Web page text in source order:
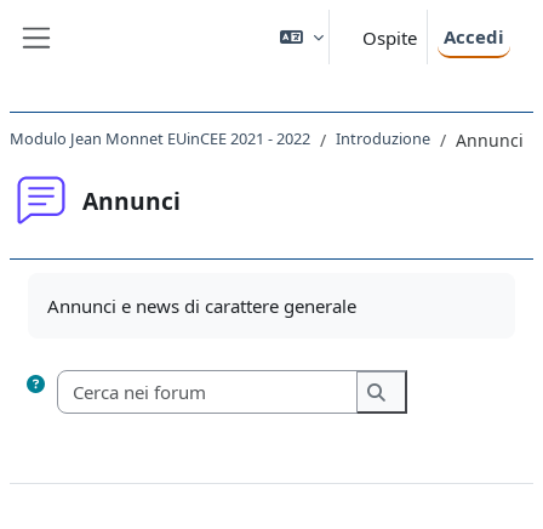
Ospite Accedi
Modulo Jean Monnet EUinCEE 2021 - 2022 Introduzione Annunci
Annunci
Annunci e news di carattere generale
Cerca nei forum
Cerca nei forum